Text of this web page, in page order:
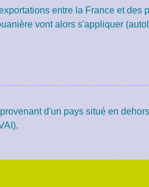
entre la France et des
vont alors s'appliquer
d'un pays situé en